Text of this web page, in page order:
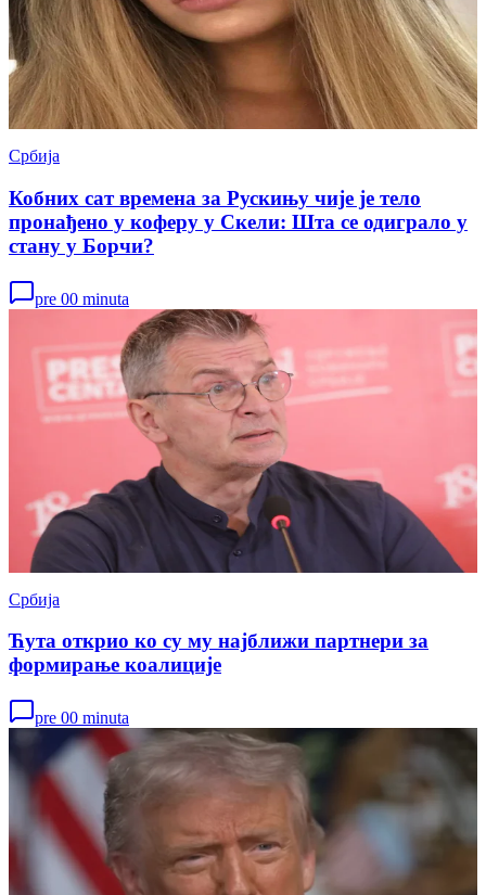
Србија
Кобних сат времена за Рускињу чије је тело
пронађено у коферу у Скели: Шта се одиграло у
стану у Борчи?
pre 00 minuta
Србија
Ћута открио ко су му најближи партнери за
формирање коалиције
pre 00 minuta